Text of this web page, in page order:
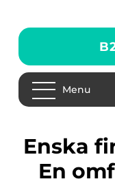
Menu
Enska firma kostnader –
En